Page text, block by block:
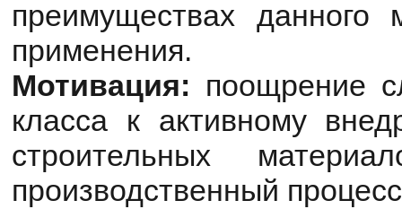
преимуществах
применения.
Мотивация: поощрение
класса к активному
строительных
производственный